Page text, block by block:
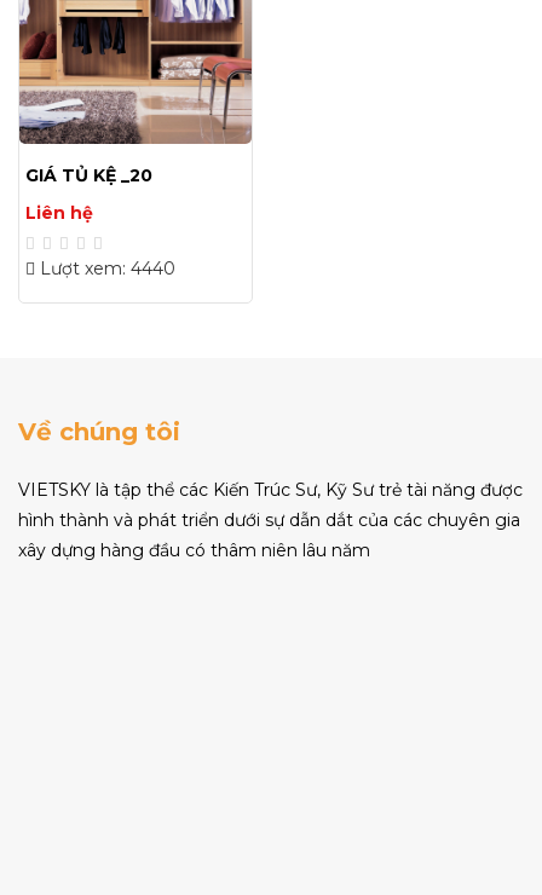
GIÁ TỦ KỆ _20
Liên hệ
Lượt xem: 4440
Về chúng tôi
VIETSKY là tập thể các Kiến Trúc Sư, Kỹ Sư trẻ tài năng được
hình thành và phát triển dưới sự dẫn dắt của các chuyên gia
xây dựng hàng đầu có thâm niên lâu năm